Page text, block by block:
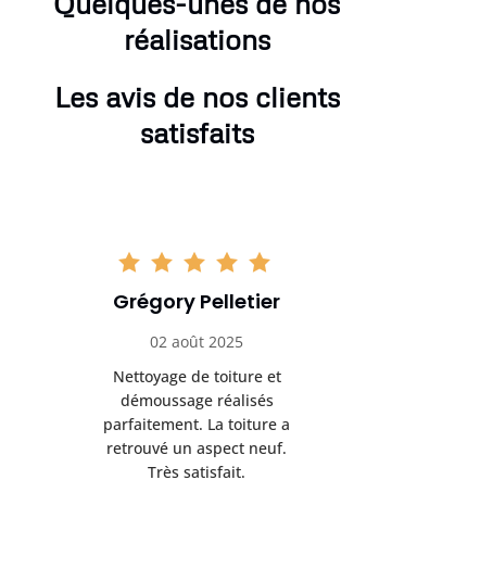
réalisations
Les avis de nos clients
satisfaits
Grégory Pelletier
02 août 2025
Nettoyage de toiture et
démoussage réalisés
parfaitement. La toiture a
retrouvé un aspect neuf.
Très satisfait.